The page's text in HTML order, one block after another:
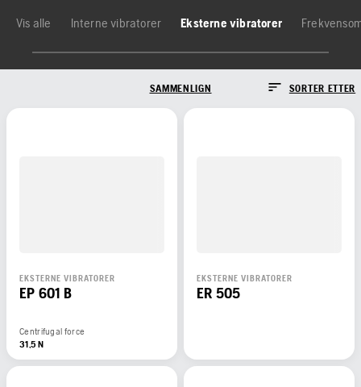
Vis alle Interne vibratorer Eksterne vibratorer
SAMMENLIGN SORTER ETTER
EKSTERNE VIBRATORER
EP 601 B
Centrifugal force
31,5 N
EKSTERNE VIBRATORER
ER 505